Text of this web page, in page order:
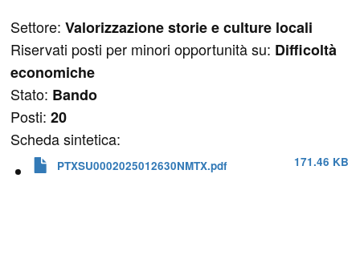
Settore:Valorizzazione storie e culture locali
Riservati posti per minori opportunità su: Difficoltà
economiche
Stato: Bando
Posti:20
Scheda sintetica:
PTXSU0002025012630NMTX.pdf 171.46 KB